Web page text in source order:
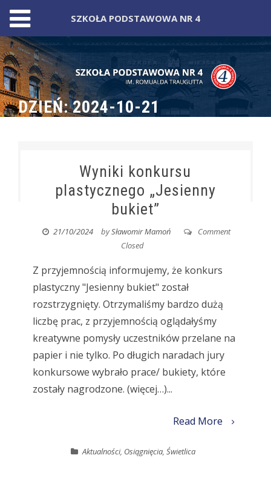
Skip
to
content
DZIEŃ:2024-10-21
Wyniki konkursu
plastycznego „Jesienny
bukiet”
21/10/2024 bySławomir Mamoń
Comment
Closed
Z przyjemnością informujemy, że konkurs
plastyczny "Jesienny bukiet" został
rozstrzygnięty. Otrzymaliśmy bardzo dużą
liczbę prac, z przyjemnością oglądałyśmy
kreatywne pomysły uczestników przelane na
papier i nie tylko. Po długich naradach jury
konkursowe wybrało prace/ bukiety, które
zostały nagrodzone. (więcej…)...
Read More
Aktualności, Osiągnięcia,Świetlica
SZKOŁA PODSTAWOWA NR 4